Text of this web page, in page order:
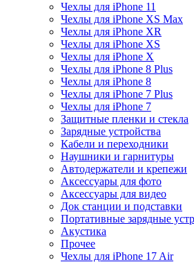
Чехлы для iPhone 11
Чехлы для iPhone XS Max
Чехлы для iPhone XR
Чехлы для iPhone XS
Чехлы для iPhone X
Чехлы для iPhone 8 Plus
Чехлы для iPhone 8
Чехлы для iPhone 7 Plus
Чехлы для iPhone 7
Защитные пленки и стекла
Зарядные устройства
Кабели и переходники
Наушники и гарнитуры
Автодержатели и крепежи
Аксессуары для фото
Аксессуары для видео
Док станции и подставки
Портативные зарядные
Акустика
Прочее
Чехлы для iPhone 17 Air